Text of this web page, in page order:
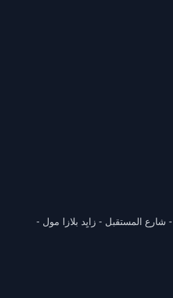
شارع المستقبل - زايِد بلازا مول -